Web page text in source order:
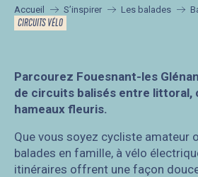
Accueil S’inspirer Les balades
CIRCUITS VÉLO
Parcourez Fouesnant-les
de circuits balisés entre littoral,
hameaux fleuris.
Que vous soyez cycliste amateur
balades en famille, à vélo
itinéraires offrent une façon